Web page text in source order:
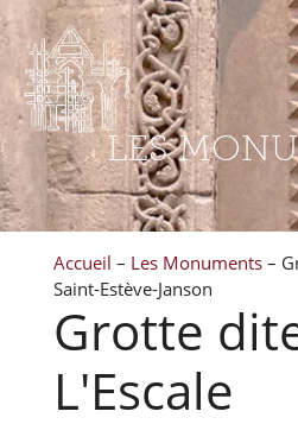
LES
Accueil – Les Monuments –
Saint-Estève-Janson
Grotte
L'Escale